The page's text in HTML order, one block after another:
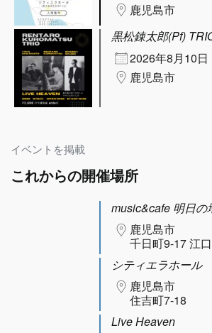
鹿児島市
黒松錬太郎(Pf)
2026年8月10日
鹿児島市
イベントを掲載
これからの開催場所
music&cafe 明日の
鹿児島市
千日町9-17 江
シティエラホール
鹿児島市
住吉町7-18
Live Heaven